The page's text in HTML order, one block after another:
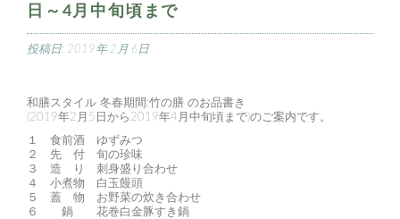
日～4月中旬頃まで
投稿日: 2019年 2月 6日
和膳スタイル 冬春期間:竹の膳 のお品書き
(2019年2月5日から2019年4月中旬頃まで)のご案内です。
１ 食前酒 ゆずみつ
２ 先 付 旬の珍味
３ 造 り 刺身盛り合わせ
４ 小煮物 白玉饅頭
５ 蓋 物 お野菜の炊き合わせ
６ 鍋 花巻白金豚すき鍋